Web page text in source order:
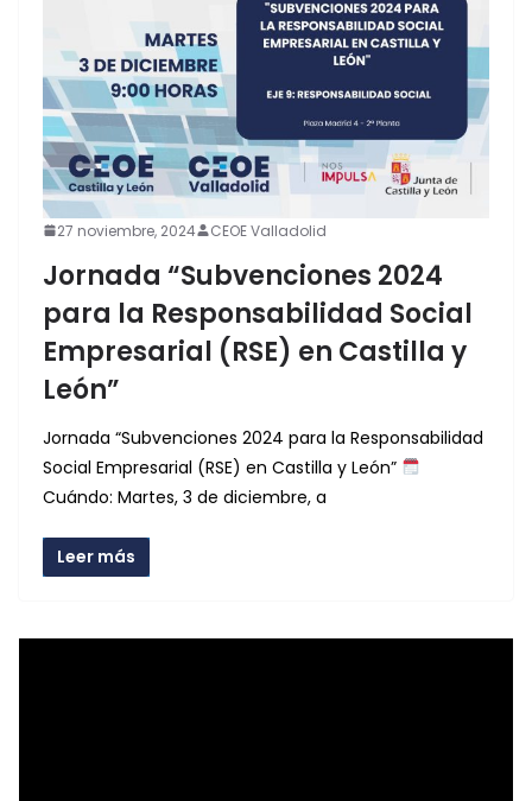
27 noviembre, 2024 CEOE Valladolid
Jornada “Subvenciones 2024
para la Responsabilidad Social
Empresarial (RSE) en Castilla y
León”
Jornada “Subvenciones 2024 para la Responsabilidad
Social Empresarial (RSE) en Castilla y León”
Cuándo: Martes, 3 de diciembre, a
Leer más